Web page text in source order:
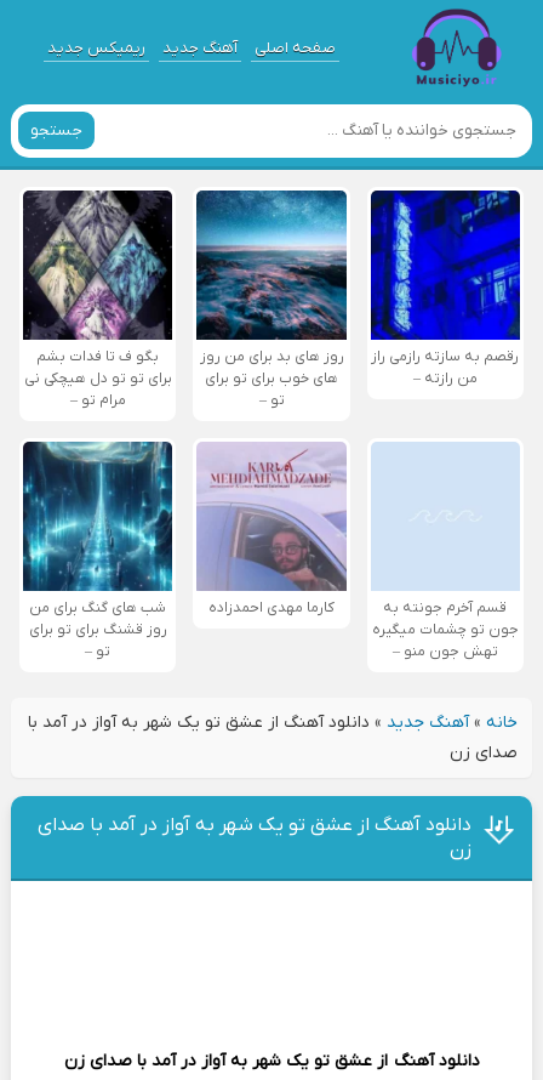
صفحه اصلی آهنگ جدید ریمیکس جدید
جستجو
رقصم به سازته رازمی راز
من رازته –
روز های بد برای من روز
های خوب برای تو برای
تو –
بگو ف تا فدات بشم
برای تو تو دل هیچکی نی
مرام تو –
قسم آخرم جونته به
جون تو چشمات میگیره
تهش جون منو –
کارما مهدی احمدزاده
شب های گنگ برای من
روز قشنگ برای تو برای
تو –
خانه»آهنگ جدید » دانلود آهنگ از عشق تو یک‌ شهر به آواز در آمد با
صدای زن
دانلود آهنگ از عشق تو یک‌ شهر به آواز در آمد با صدای
زن
دانلود آهنگ از عشق تو یک‌ شهر به آواز در آمد با صدای زن